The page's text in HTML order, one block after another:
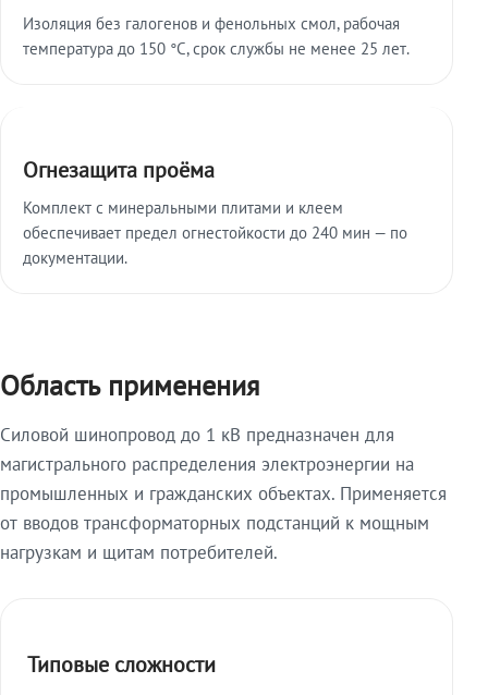
Изоляция без галогенов и фенольных смол, рабочая
температура до 150 °C, срок службы не менее 25 лет.
Огнезащита проёма
Комплект с минеральными плитами и клеем
обеспечивает предел огнестойкости до 240 мин — по
документации.
Область применения
Силовой шинопровод до 1 кВ предназначен для
магистрального распределения электроэнергии на
промышленных и гражданских объектах. Применяется
от вводов трансформаторных подстанций к мощным
нагрузкам и щитам потребителей.
Типовые сложности